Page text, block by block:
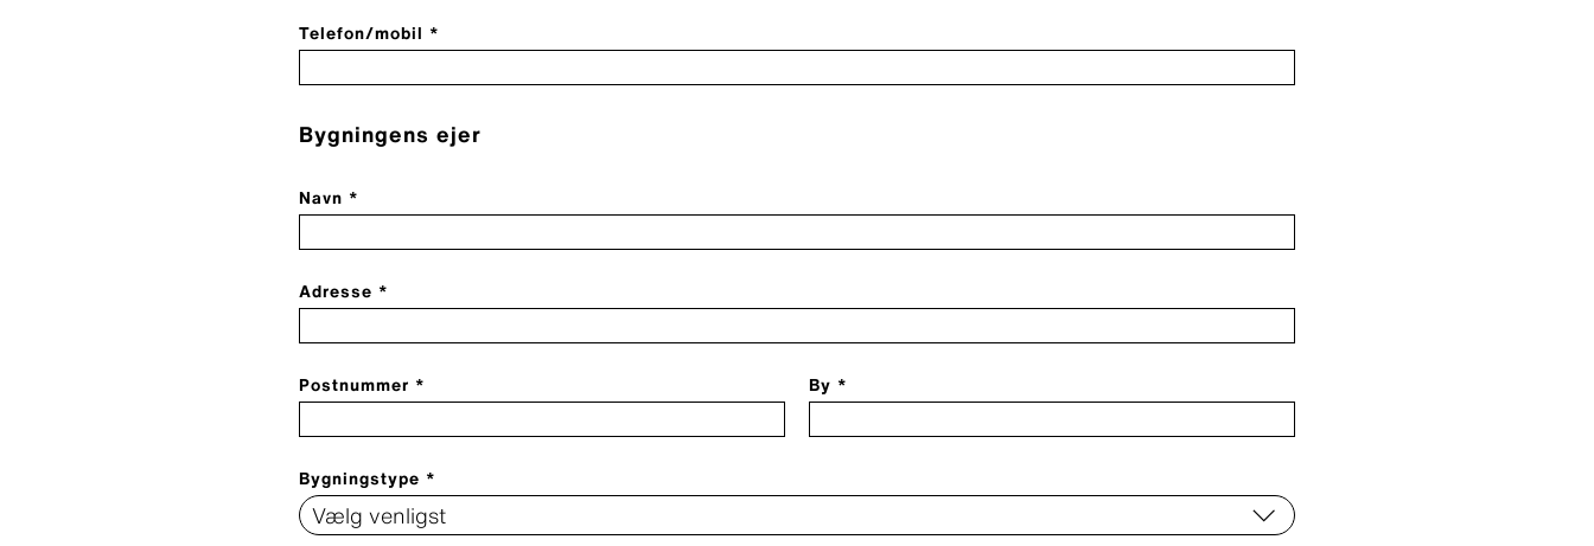
Telefon/mobil *
Bygningens ejer
Navn *
Adresse *
Postnummer * By *
Bygningstype *